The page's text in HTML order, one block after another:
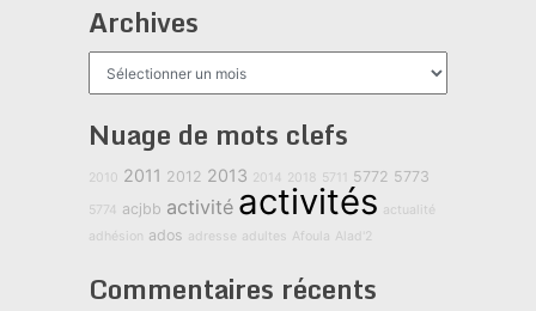
Archives
Nuage de mots clefs
2010 2011 2012 2013 2014 2018 5711 5772 5773
5774 acjbb activité activités actualité
adhésion ados adresse adultes Afoula Alad'2
Commentaires récents